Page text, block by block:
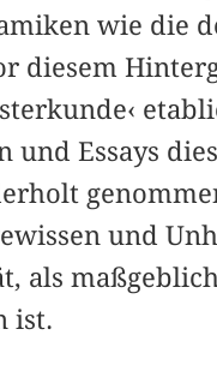
wie die
diesem
und Essays
und
als
ist.